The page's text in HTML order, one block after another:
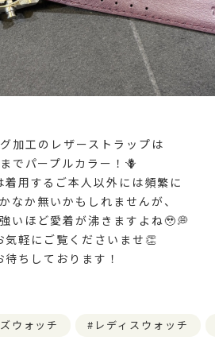
加工のレザーストラップは
でパープルカラー！🪻
着用するご本人以外には頻繁に
なか無いかもしれませんが、
いほど愛着が沸きますよね🥹💭
気軽にご覧くださいませ👏
待ちしております！
ウォッチ レディスウォッチ